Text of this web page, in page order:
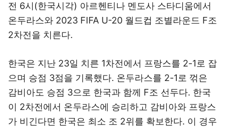
전 6시(한국시각) 아르헨티나 멘도사 스타디움에서
온두라스와 2023 FIFA U-20 월드컵 조별라운드 F조
2차전을 치른다.
한국은 지난 23일 치른 1차전에서 프랑스를 2-1로 잡
으며 승점 3점을 기록했다. 온두라스를 2-1로 꺾은
감비아도 승점 3으로 한국과 함께 F조 선두다. 한국
이 2차전에서 온두라스에 승리하고 감비아와 프랑스
가 비긴다면 한국은 최소 조 2위를 확보한다. 이 경우